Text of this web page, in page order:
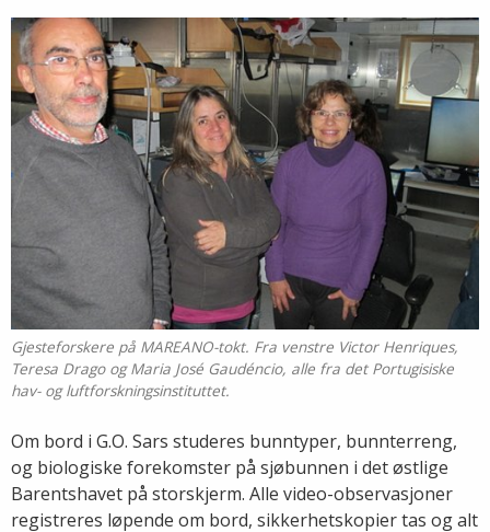
Gjesteforskere på MAREANO-tokt. Fra venstre Victor Henriques,
Teresa Drago og Maria José Gaudéncio, alle fra det Portugisiske
hav- og luftforskningsinstituttet.
Om bord i G.O. Sars studeres bunntyper, bunnterreng,
og biologiske forekomster på sjøbunnen i det østlige
Barentshavet på storskjerm. Alle video-observasjoner
registreres løpende om bord, sikkerhetskopier tas og alt